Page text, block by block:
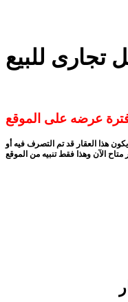
فترة عرضه على الموقع
يكون هذا العقار قد تم التصرف فيه أو